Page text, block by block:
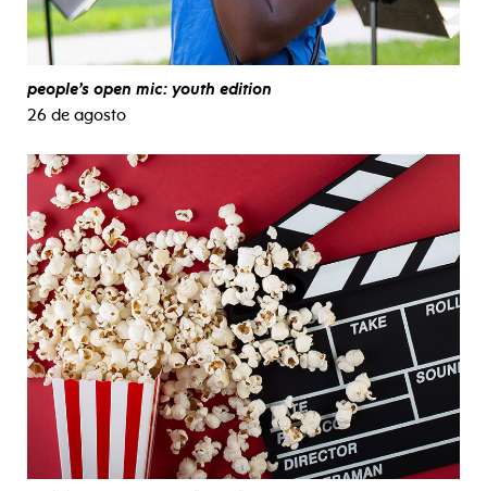
people’s open mic: youth edition
26 de agosto